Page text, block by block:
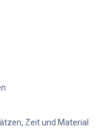
Zeit und Material